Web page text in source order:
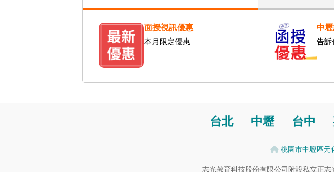
面授視訊優惠
本月限定優惠
中
告訴
台北 中壢 台中
桃園市中壢區元
志光教育科技股份有限公司附設私立正